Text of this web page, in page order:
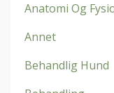
Anatomi Og
Annet
Behandlig Hund